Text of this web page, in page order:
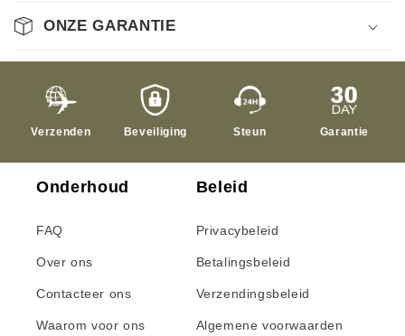
ONZE GARANTIE
Verzenden Beveiliging Steun Garantie
Onderhoud
FAQ
Over ons
Contacteer ons
Waarom voor ons
Beleid
Privacybeleid
Betalingsbeleid
Verzendingsbeleid
Algemene voorwaarden